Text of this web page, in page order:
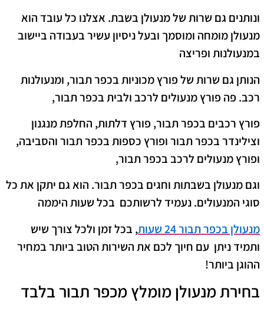
ונותנים גם שרות של מנעולן בשבת. אצלנו כל עובד הוא
מנעולן מומחה ומוסמך ובעל ניסיון עשיר בעבודה ביישוב
במנעולנות ופריצה
הנותן גם שרות של פורץ מכוניות בכפר תבור, ומנעולנות
רכב. פה פורץ מנעולים לרכב ולבית בכפר תבור,
פורץ רכבים בכפר תבור, פורץ דלתות, החלפת מנגנון
וצילינדר בכפר תבור ופורץ כספות בכפר תבור והסביבה,
ופורץ מנעולים לרכב בכפר תבור,
וגם מנעולן בשבתות וחגים בכפר תבור. הוא גם יתקן את כל
סוגי המנעולים. נעמיד לרשותכם בכל שעות היממה
מנעולן בכפר תבור 24 שעות
, בכל זמן ולכל צורך שיש
ותמיד ניתן עם חיוך לכם את השירות הטוב ביותר במחיר
ההוגן ביותר!
בחירת מנעולן מומלץ מכפר תבור בלבד